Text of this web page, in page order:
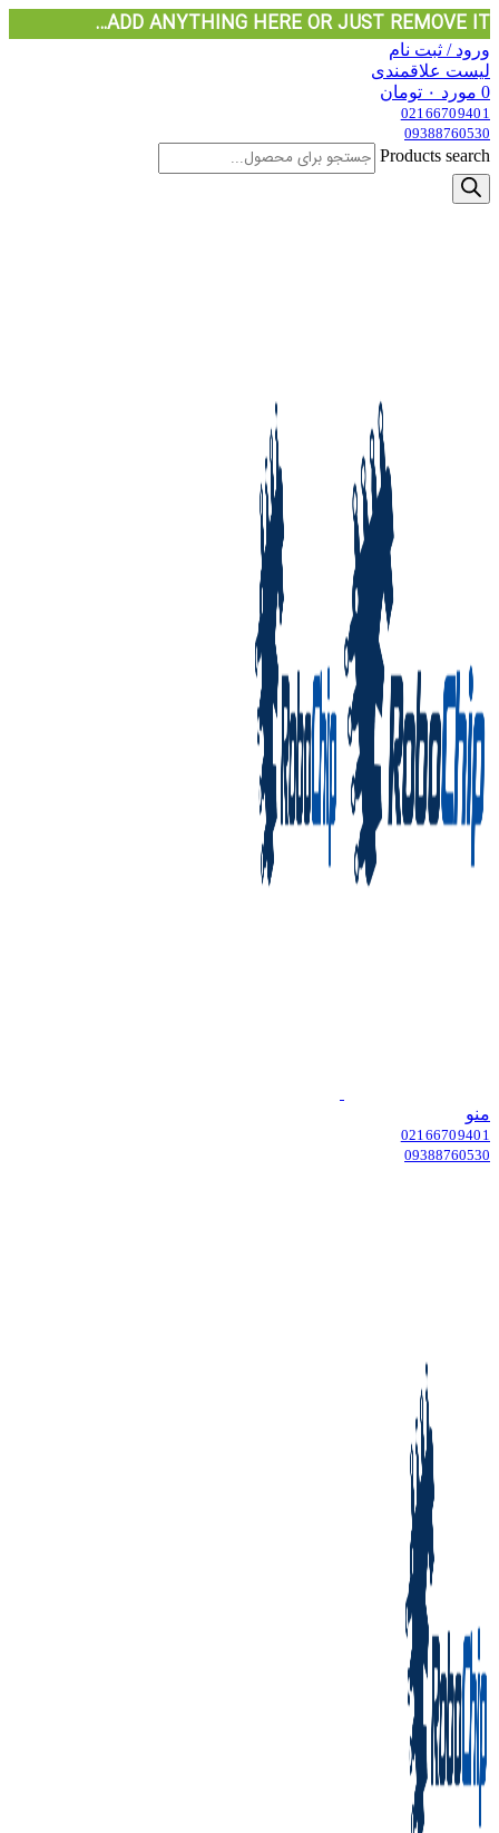
ADD ANYTHING HERE OR JUST REMOVE IT…
ورود / ثبت نام
لیست علاقمندی
0 مورد ۰ تومان
02166709401
09388760530
Products search
منو
02166709401
09388760530